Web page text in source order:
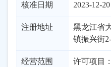
核准日期 2023-12-20
注册地址
黑龙江省
镇振兴街
经营范围
许可项目